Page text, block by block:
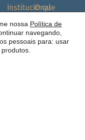
Institucional
somos
Como
atuamos
Estrutura
Blog
O que
Serviços
Catálogo
nossa Política de
navegando,
pessoais para: usar